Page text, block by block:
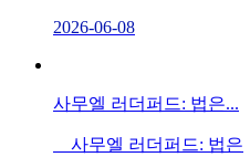
2026-06-08
사무엘 러더퍼드: 법은...
사무엘 러더퍼드: 법은